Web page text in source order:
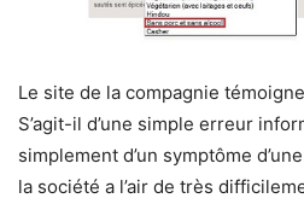
Le site de la compagnie
S’agit-il d’une simple erreur
simplement d’un symptôme
la société a l’air de très